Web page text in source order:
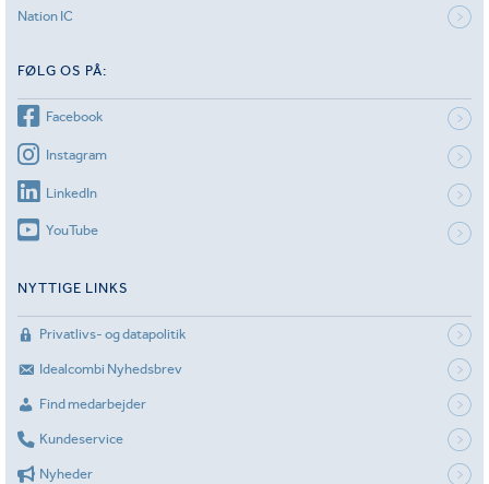
Nation IC
FØLG OS PÅ:
Facebook
Instagram
LinkedIn
YouTube
NYTTIGE LINKS
Privatlivs- og datapolitik
Idealcombi Nyhedsbrev
Find medarbejder
Kundeservice
Nyheder